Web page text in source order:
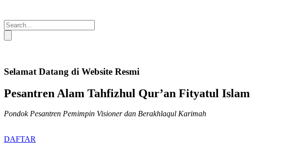
Selamat Datang di Website Resmi
Pesantren Alam Tahfizhul Qur’an Fityatul Islam
Pondok Pesantren Pemimpin Visioner dan Berakhlaqul Karimah
DAFTAR